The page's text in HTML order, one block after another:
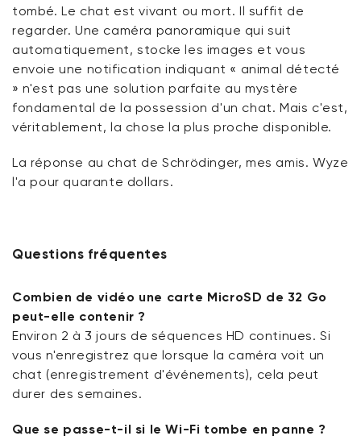
tombé. Le chat est vivant ou mort. Il suffit de
regarder. Une caméra panoramique qui suit
automatiquement, stocke les images et vous
envoie une notification indiquant « animal détecté
» n'est pas une solution parfaite au mystère
fondamental de la possession d'un chat. Mais c'est,
véritablement, la chose la plus proche disponible.
La réponse au chat de Schrödinger, mes amis. Wyze
l'a pour quarante dollars.
Questions fréquentes
Combien de vidéo une carte MicroSD de 32 Go
peut-elle contenir ?
Environ 2 à 3 jours de séquences HD continues. Si
vous n'enregistrez que lorsque la caméra voit un
chat (enregistrement d'événements), cela peut
durer des semaines.
Que se passe-t-il si le Wi-Fi tombe en panne ?